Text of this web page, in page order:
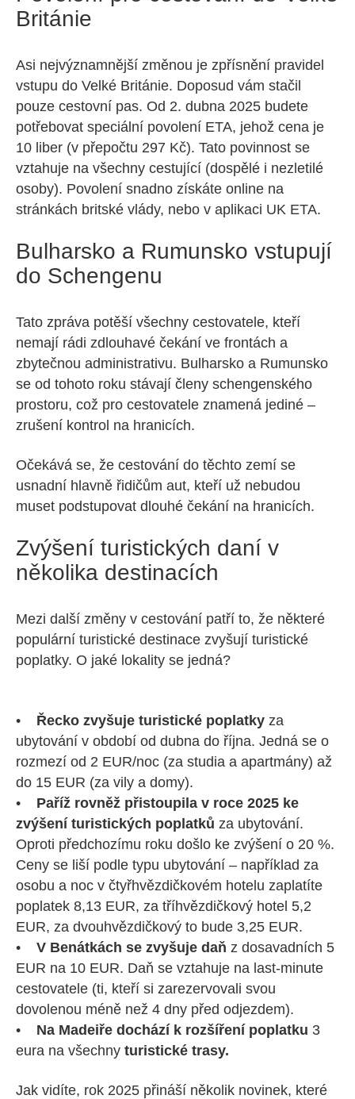
Británie
Asi nejvýznamnější změnou je zpřísnění pravidel
vstupu do Velké Británie. Doposud vám stačil
pouze cestovní pas. Od 2. dubna 2025 budete
potřebovat speciální povolení ETA, jehož cena je
10 liber (v přepočtu 297 Kč). Tato povinnost se
vztahuje na všechny cestující (dospělé i nezletilé
osoby). Povolení snadno získáte online na
stránkách britské vlády, nebo v aplikaci UK ETA.
Bulharsko a Rumunsko vstupují
do Schengenu
Tato zpráva potěší všechny cestovatele, kteří
nemají rádi zdlouhavé čekání ve frontách a
zbytečnou administrativu. Bulharsko a Rumunsko
se od tohoto roku stávají členy schengenského
prostoru, což pro cestovatele znamená jediné –
zrušení kontrol na hranicích.
Očekává se, že cestování do těchto zemí se
usnadní hlavně řidičům aut, kteří už nebudou
muset podstupovat dlouhé čekání na hranicích.
Zvýšení turistických daní v
několika destinacích
Mezi další změny v cestování patří to, že některé
populární turistické destinace zvyšují turistické
poplatky. O jaké lokality se jedná?
• Řecko zvyšuje turistické poplatky za
ubytování v období od dubna do října. Jedná se o
rozmezí od 2 EUR/noc (za studia a apartmány) až
do 15 EUR (za vily a domy).
•
Paříž rovněž přistoupila v roce 2025 ke
zvýšení turistických poplatků za ubytování.
Oproti předchozímu roku došlo ke zvýšení o 20 %.
Ceny se liší podle typu ubytování – například za
osobu a noc v čtyřhvězdičkovém hotelu zaplatíte
poplatek 8,13 EUR, za tříhvězdičkový hotel 5,2
EUR, za dvouhvězdičkový to bude 3,25 EUR.
• V Benátkách se zvyšuje daň z dosavadních 5
EUR na 10 EUR. Daň se vztahuje na last-minute
cestovatele (ti, kteří si zarezervovali svou
dovolenou méně než 4 dny před odjezdem).
• Na Madeiře dochází k rozšíření poplatku 3
eura na všechny turistické trasy.
Jak vidíte, rok 2025 přináší několik novinek, které